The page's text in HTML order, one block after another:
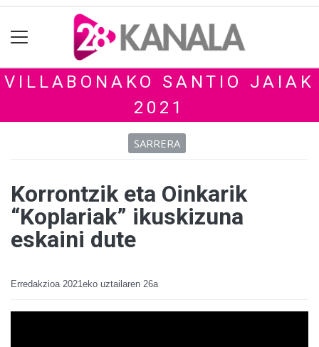
VILLABONAKO SANTIO JAIAK
2021
SARRERA
Korrontzik eta Oinkarik
“Koplariak” ikuskizuna
eskaini dute
Erredakzioa 2021eko uztailaren 26a